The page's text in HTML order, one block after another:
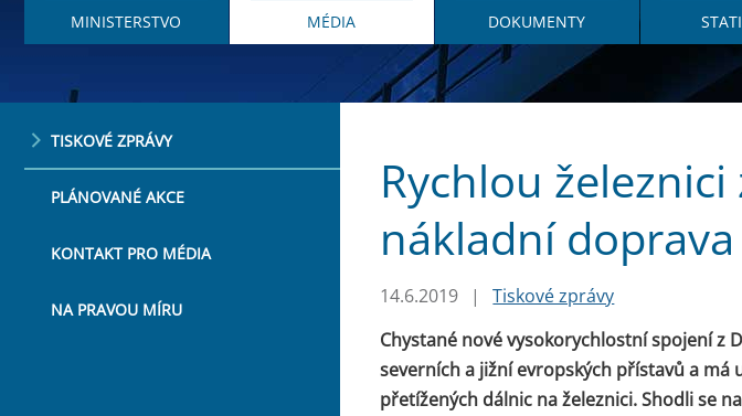
MINISTERSTVO MÉDIA DOKUMENTY
TISKOVÉ ZPRÁVY
PLÁNOVANÉ AKCE
KONTAKT PRO MÉDIA
NA PRAVOU MÍRU
Rychlou
nákladní doprava
14.6.2019 |
Tiskové zprávy
Chystané nové vysokorychlostní spojení z
severních a jižní evropských přístavů a
přetížených dálnic na železnici. Shodli se